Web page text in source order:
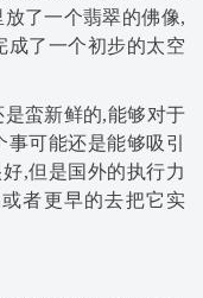
了一个翡翠的佛像,
成了一个初步的太空
蛮新鲜的,能够对于
可能还是能够吸引
,但是国外的执行力
者更早的去把它实